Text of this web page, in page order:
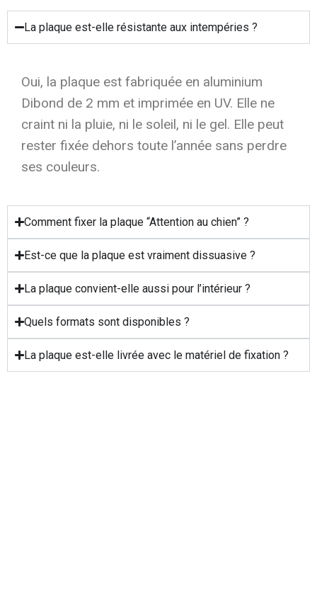
La plaque est-elle résistante aux intempéries ?
Oui, la plaque est fabriquée en aluminium
Dibond de 2 mm et imprimée en UV. Elle ne
craint ni la pluie, ni le soleil, ni le gel. Elle peut
rester fixée dehors toute l’année sans perdre
ses couleurs.
Comment fixer la plaque “Attention au chien” ?
Est-ce que la plaque est vraiment dissuasive ?
La plaque convient-elle aussi pour l’intérieur ?
Quels formats sont disponibles ?
La plaque est-elle livrée avec le matériel de fixation ?